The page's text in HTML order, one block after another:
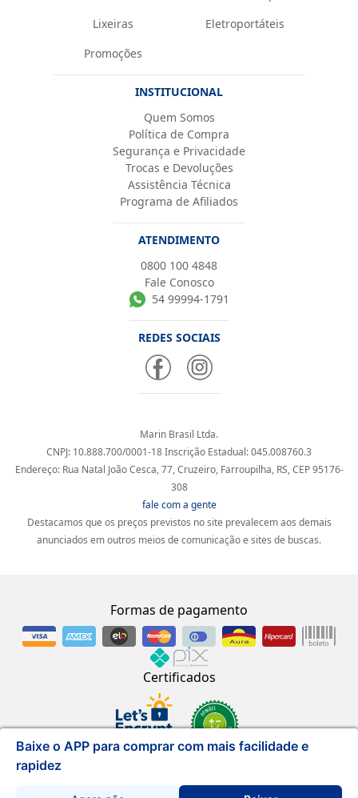
Baixe o APP para comprar com mais facilidade e
rapidez
Lixeiras
Eletroportáteis
Promoções
INSTITUCIONAL
Quem Somos
Política de Compra
Segurança e Privacidade
Trocas e Devoluções
Assistência Técnica
Programa de Afiliados
ATENDIMENTO
0800 100 4848
Fale Conosco
54 99994-1791
REDES SOCIAIS
Marin Brasil Ltda.
CNPJ: 10.888.700/0001-18 Inscrição Estadual: 045.008760.3
Endereço: Rua Natal João Cesca, 77, Cruzeiro, Farroupilha, RS, CEP 95176-
308
fale com a gente
Destacamos que os preços previstos no site prevalecem aos demais
anunciados em outros meios de comunicação e sites de buscas.
Formas de pagamento
Certificados